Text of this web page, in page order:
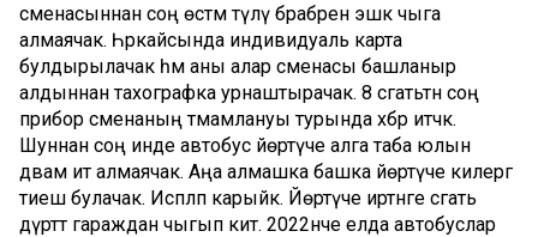
сменасыннан соң өстәмә түләү бәрабәренә эшкә чыга
алмаячак. Һәркайсында индивидуаль карта
булдырылачак һәм аны алар сменасы башланыр
алдыннан тахографка урнаштырачак. 8 сәгатьтән соң
прибор сменаның тәмамлануы турында хәбәр итәчәк.
Шуннан соң инде автобус йөртүче алга таба юлын
дәвам итә алмаячак. Аңа алмашка башка йөртүче килергә
тиеш булачак. Исәпләп карыйк. Йөртүче иртәнге сәгать
дүрттә гараждан чыгып китә. 2022нче елда автобуслар